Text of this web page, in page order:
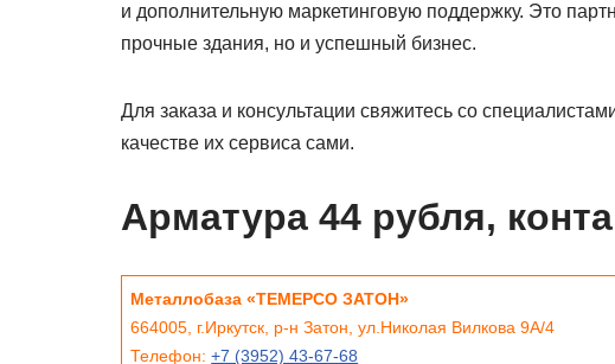
и дополнительную маркетинговую поддержку. Это
прочные здания, но и успешный бизнес.
Для заказа и консультации свяжитесь со
качестве их сервиса сами.
Арматура 44 рубля,
Металлобаза «ТЕМЕРСО ЗАТОН»
664005, г.Иркутск, р-н Затон, ул.Николая Вилкова 9А/4
Телефон:+7 (3952) 43-67-68